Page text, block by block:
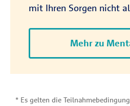
mit Ihren Sorgen nicht
Mehr zu
* Es gelten die